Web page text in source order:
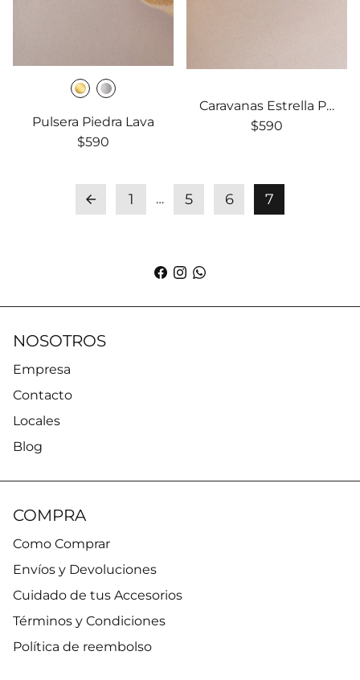
Pulsera Piedra Lava
$590
Caravanas Estrella Piedra Lava
$590
arrow_back 1 … 5 6 7
NOSOTROS
Empresa
Contacto
Locales
Blog
COMPRA
Como Comprar
Envíos y Devoluciones
Cuidado de tus Accesorios
Términos y Condiciones
Política de reembolso